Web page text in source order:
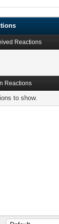
Reactions
Reactions
to show.